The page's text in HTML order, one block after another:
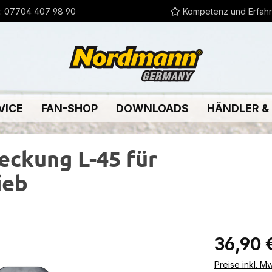
07704 407 98 90 Kompetenz und
FAN-SHOP DOWNLOADS HÄNDLER
L-45 für
Regulärer
36,90
Preise inkl.